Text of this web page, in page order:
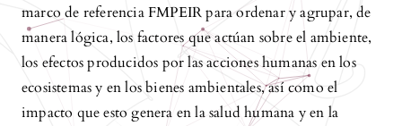
marco de referencia FMPEIR para ordenar y agrupar, de
manera lógica, los factores que actúan sobre el ambiente,
los efectos producidos por las acciones humanas en los
ecosistemas y en los bienes ambientales, así como el
impacto que esto genera en la salud humana y en la